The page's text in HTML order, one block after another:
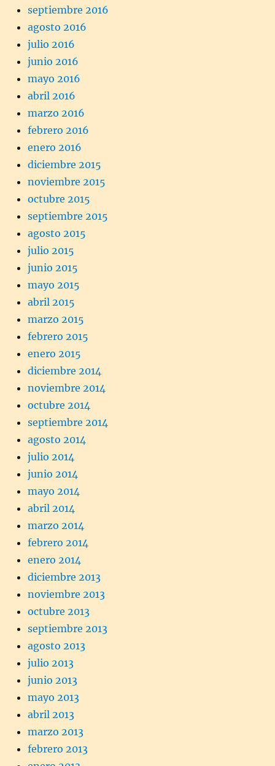
septiembre 2016
agosto 2016
julio 2016
junio 2016
mayo 2016
abril 2016
marzo 2016
febrero 2016
enero 2016
diciembre 2015
noviembre 2015
octubre 2015
septiembre 2015
agosto 2015
julio 2015
junio 2015
mayo 2015
abril 2015
marzo 2015
febrero 2015
enero 2015
diciembre 2014
noviembre 2014
octubre 2014
septiembre 2014
agosto 2014
julio 2014
junio 2014
mayo 2014
abril 2014
marzo 2014
febrero 2014
enero 2014
diciembre 2013
noviembre 2013
octubre 2013
septiembre 2013
agosto 2013
julio 2013
junio 2013
mayo 2013
abril 2013
marzo 2013
febrero 2013